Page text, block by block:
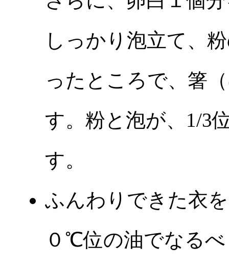
しっかり泡立て、
ったところで、箸
す。粉と泡が、1/3
す。
ふんわりできた衣
０℃位の油でなる